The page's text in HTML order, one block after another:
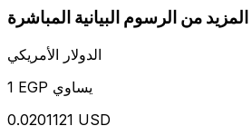
الدولار الأمريكي
1 EGP يساوي
0.0201121 USD